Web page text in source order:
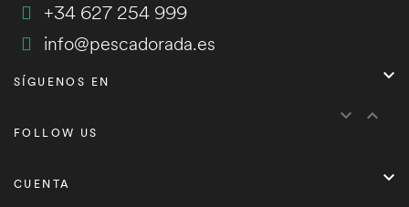
+34 627 254 999
info@pescadorada.es
SÍGUENOS EN 
FOLLOW US
 
CUENTA 